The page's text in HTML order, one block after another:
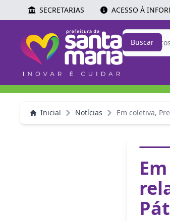
SECRETARIAS ACESSO À
Buscar
Inicial Notícias Em coletiva,